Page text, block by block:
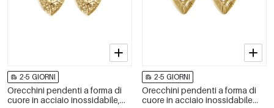
2-5 GIORNI
Orecchini pendenti a forma di
cuore in acciaio inossidabile,
2-5 GIORNI
Orecchini pendenti a forma di
cuore in acciaio inossidabile